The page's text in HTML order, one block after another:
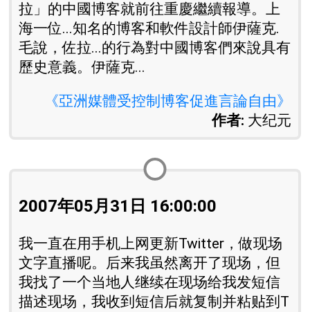
拉」的中國博客就前往重慶繼續報導。上
海一位...知名的博客和軟件設計師伊薩克.
毛說，佐拉...的行為對中國博客們來說具有
歷史意義。伊薩克...
《亞洲媒體受控制博客促進言論自由》
作者: 大纪元
2007年05月31日 16:00:00
我一直在用手机上网更新Twitter，做现场
文字直播呢。后来我虽然离开了现场，但
我找了一个当地人继续在现场给我发短信
描述现场，我收到短信后就复制并粘贴到T